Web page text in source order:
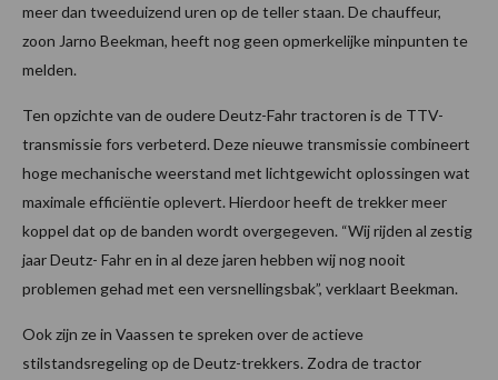
meer dan tweeduizend uren op de teller staan. De chauffeur,
zoon Jarno Beekman, heeft nog geen opmerkelijke minpunten te
melden.
Ten opzichte van de oudere Deutz-Fahr tractoren is de TTV-
transmissie fors verbeterd. Deze nieuwe transmissie combineert
hoge mechanische weerstand met lichtgewicht oplossingen wat
maximale efficiëntie oplevert. Hierdoor heeft de trekker meer
koppel dat op de banden wordt overgegeven. “Wij rijden al zestig
jaar Deutz- Fahr en in al deze jaren hebben wij nog nooit
problemen gehad met een versnellingsbak”, verklaart Beekman.
Ook zijn ze in Vaassen te spreken over de actieve
stilstandsregeling op de Deutz-trekkers. Zodra de tractor